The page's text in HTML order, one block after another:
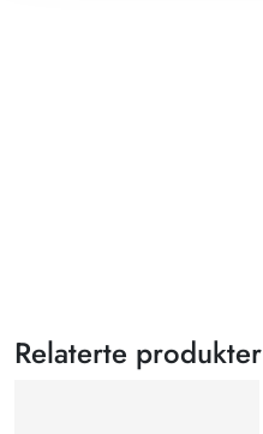
Relaterte produkter